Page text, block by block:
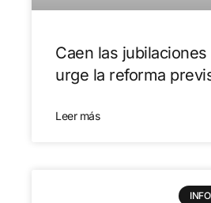
Caen las
urge la reforma
Leer más